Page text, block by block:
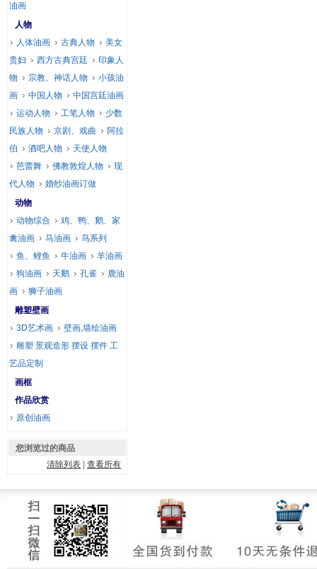
油画
人物
人体油画
古典人物
美女
贵妇
西方古典宫廷
印象人
物
宗教、神话人物
小孩油
画
中国人物
中国宫廷油画
运动人物
工笔人物
少数
民族人物
京剧、戏曲
阿拉
伯
酒吧人物
天使人物
芭蕾舞
佛教敦煌人物
现
代人物
婚纱油画订做
动物
动物综合
鸡、鸭、鹅、家
禽油画
马油画
鸟系列
鱼、鲤鱼
牛油画
羊油画
狗油画
天鹅 孔雀
鹿油
画
狮子油画
雕塑壁画
3D艺术画
壁画,墙绘油画
雕塑 景观造形 摆设 摆件 工
艺品定制
画框
作品欣赏
原创油画
您浏览过的商品
清除列表 |查看所有